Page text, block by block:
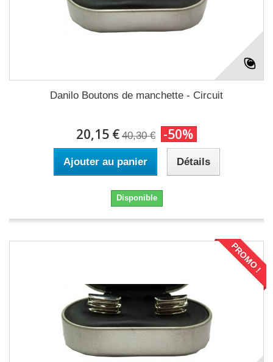
Danilo Boutons de manchette - Circuit
20,15 € 40,30 € -50%
Ajouter au panier Détails
Disponible
PROMO !